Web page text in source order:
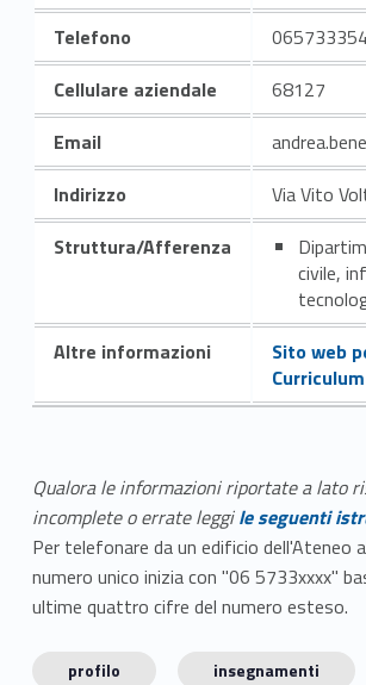
Telefono
Cellulare aziendale
68127
Email
Indirizzo
Via Vito
Struttura/Afferenza
civile,
Altre informazioni
Sito web
Curriculum
Qualora le informazioni riportate a lato
incomplete o errate leggile seguenti
Per telefonare da un edificio dell'Ateneo
numero unico inizia con "06 5733xxxx"
ultime quattro cifre del numero esteso.
profilo
insegnamenti